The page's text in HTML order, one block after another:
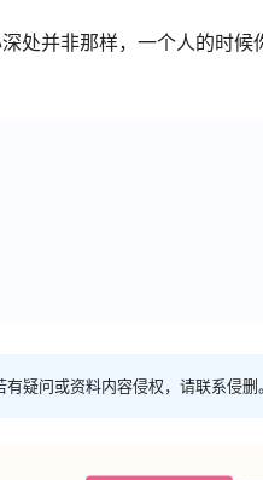
处并非那样，一个人的时候
疑问或资料内容侵权，请联系侵删。